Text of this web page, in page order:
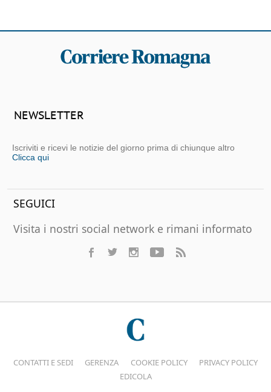
NEWSLETTER
Iscriviti e ricevi le notizie del giorno prima di chiunque altro
Clicca qui
SEGUICI
Visita i nostri social network e rimani informato
CONTATTI E SEDI GERENZA COOKIE POLICY
PRIVACY POLICY
EDICOLA